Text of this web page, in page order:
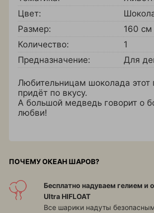
Цвет:
Размер:
160 см
Количество:
1
Предназначение:
Для
Любительницам шоколада этот
придёт по вкусу.
А большой медведь говорит о
любви!
ПОЧЕМУ ОКЕАН ШАРОВ?
Бесплатно надуваем гелием и
Ultra HIFLOAT
Все шарики надуты